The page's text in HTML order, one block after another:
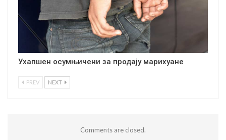
Ухапшен осумњичени за продају марихуане
PREV NEXT
Comments are closed.